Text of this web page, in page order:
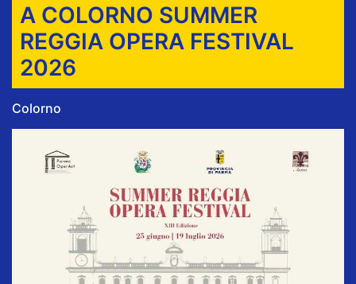
A COLORNO SUMMER
REGGIA OPERA FESTIVAL
2026
Colorno